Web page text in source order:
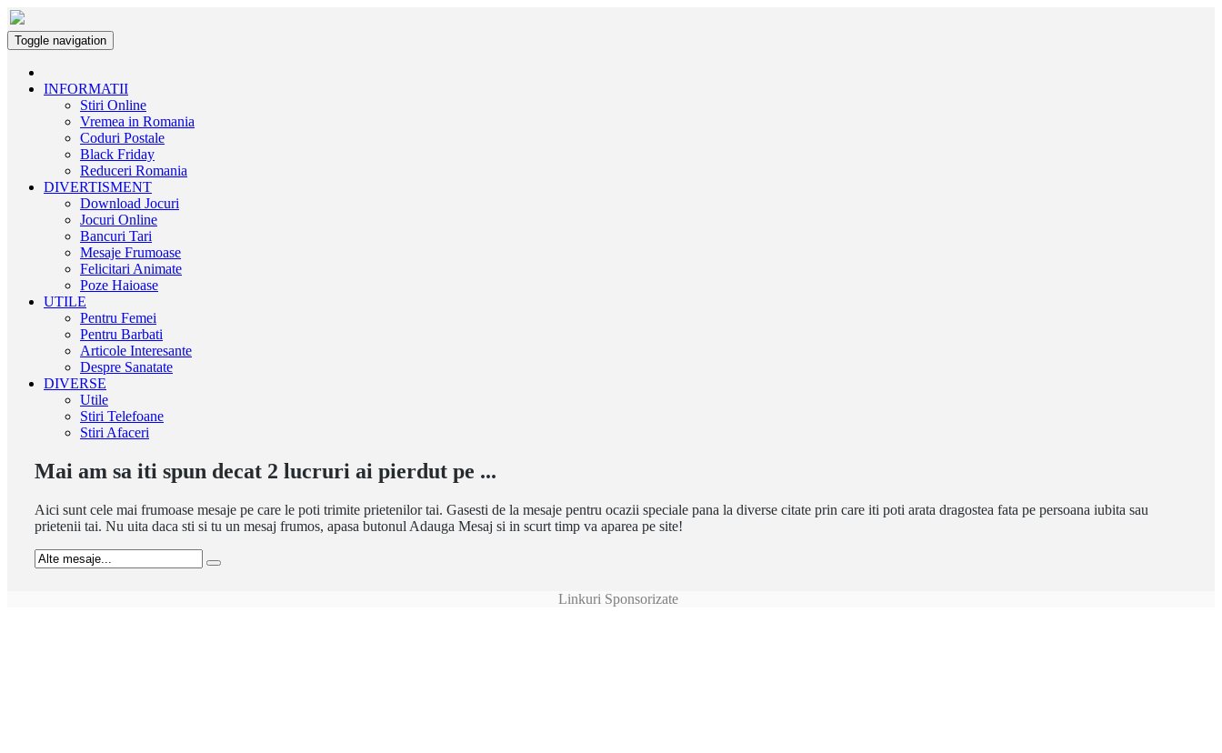
Toggle navigation
INFORMATII
Stiri Online
Vremea in Romania
Coduri Postale
Black Friday
Reduceri Romania
DIVERTISMENT
Download Jocuri
Jocuri Online
Bancuri Tari
Mesaje Frumoase
Felicitari Animate
Poze Haioase
UTILE
Pentru Femei
Pentru Barbati
Articole Interesante
Despre Sanatate
DIVERSE
Utile
Stiri Telefoane
Stiri Afaceri
Mai am sa iti spun decat 2 lucruri ai pierdut pe ...
Aici sunt cele mai frumoase mesaje pe care le poti trimite prietenilor tai. Gasesti de la mesaje pentru ocazii speciale pana la diverse citate prin care iti poti arata dragostea fata pe persoana iubita sau
prietenii tai. Nu uita daca sti si tu un mesaj frumos, apasa butonul Adauga Mesaj si in scurt timp va aparea pe site!
Linkuri Sponsorizate